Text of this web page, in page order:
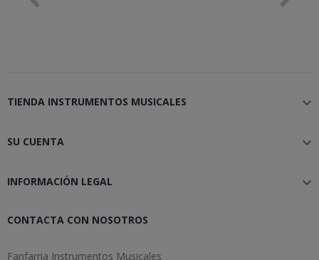
TIENDA INSTRUMENTOS MUSICALES 
SU CUENTA 
INFORMACIÓN LEGAL 
CONTACTA CON NOSOTROS
Fanfarria Instrumentos Musicales